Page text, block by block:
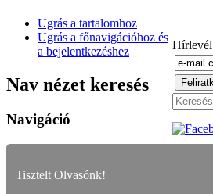
Hírlevél
Ugrás a tartalomhoz
Ugrás a főnavigációhoz és
a bejelentkezéshez
Nav nézet keresés
Navigáció
Tisztelt Olvasónk!